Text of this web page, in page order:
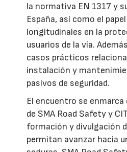
la normativa EN 1317 y
España, así como el
longitudinales en la
usuarios de la vía.
casos prácticos
instalación y
pasivos de seguridad.
El encuentro se
de SMA Road Safety y
formación y divulgación
permitan avanzar hacia